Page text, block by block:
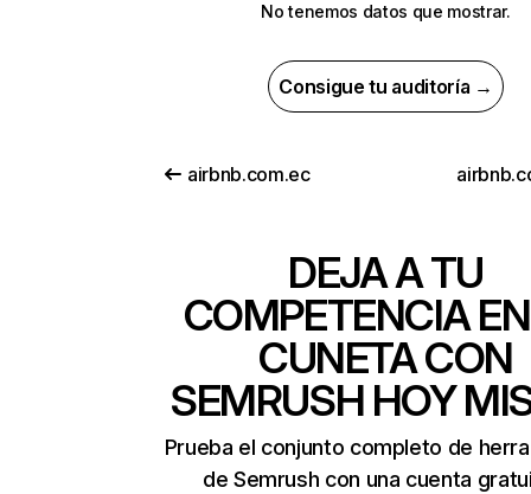
No tenemos datos que mostrar.
Consigue tu auditoría →
airbnb.com.ec
DEJA A TU
COMPETENCIA
CUNETA CON
SEMRUSH HOY
Prueba el conjunto completo de
de Semrush con una cuenta